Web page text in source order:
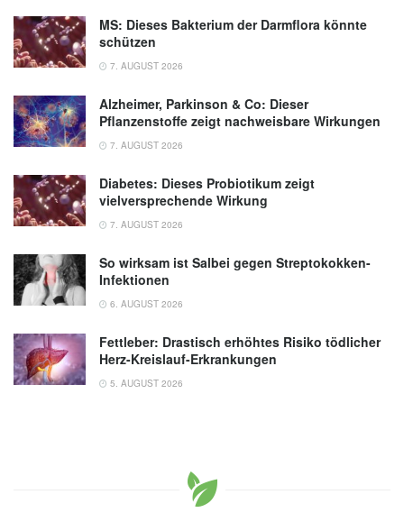
MS: Dieses Bakterium der Darmflora könnte
schützen
7. AUGUST 2026
Alzheimer, Parkinson & Co: Dieser
Pflanzenstoffe zeigt nachweisbare Wirkungen
7. AUGUST 2026
Diabetes: Dieses Probiotikum zeigt
vielversprechende Wirkung
7. AUGUST 2026
So wirksam ist Salbei gegen Streptokokken-
Infektionen
6. AUGUST 2026
Fettleber: Drastisch erhöhtes Risiko tödlicher
Herz-Kreislauf-Erkrankungen
5. AUGUST 2026